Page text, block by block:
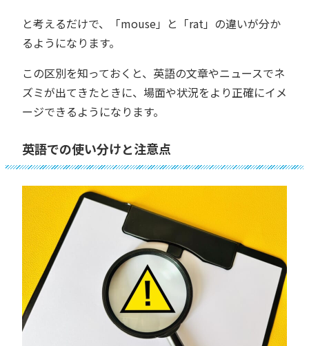
と考えるだけで、「mouse」と「rat」の違いが分か
るようになります。
この区別を知っておくと、英語の文章やニュースでネ
ズミが出てきたときに、場面や状況をより正確にイメ
ージできるようになります。
英語での使い分けと注意点